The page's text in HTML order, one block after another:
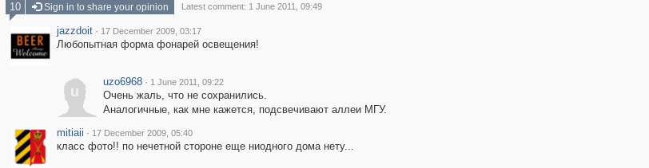
10 Sign in to share your opinion Latest comment: 1 June 2011, 09:49
jazzdoit · 17 December 2009, 03:17
Любопытная форма фонарей освещения!
u
uzo6968 · 1 June 2011, 09:22
Очень жаль, что не сохранились.
Аналогичные, как мне кажется, подсвечивают аллеи МГУ.
mitiaii · 17 December 2009, 05:40
класс фото!! по нечетной стороне еще ниодного дома нету...